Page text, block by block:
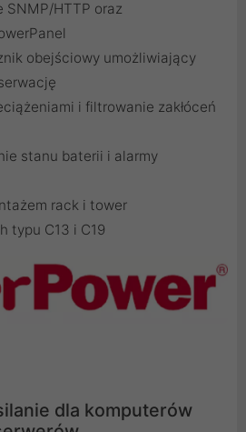
SNMP/HTTP oraz
obejściowy umożliwiający
i filtrowanie zakłóceń
stanu baterii i alarmy
rack i tower
typu C13 i C19
dla komputerów